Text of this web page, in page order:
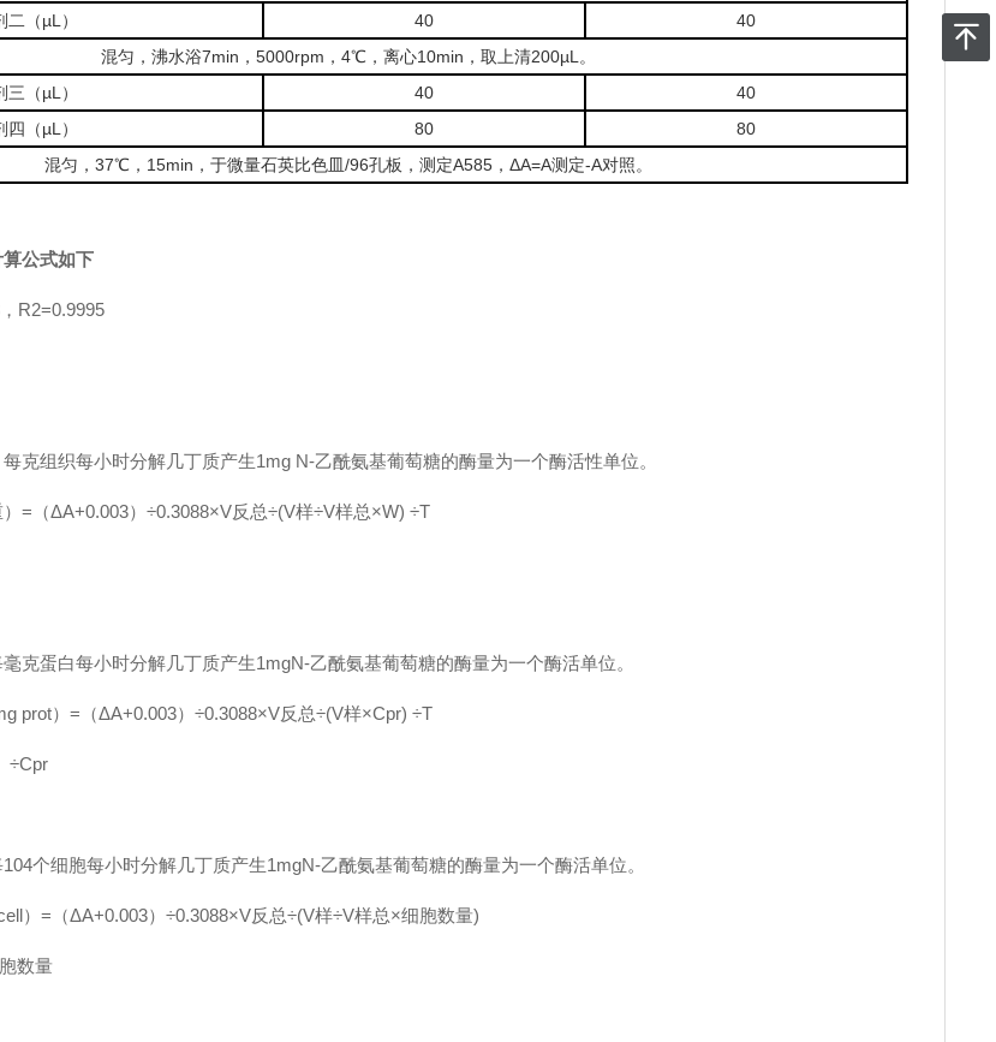
二（µL）
40
40
混匀，沸水浴7min，5000rpm，4℃，离心10min，取上清200µL。
三（µL）
40
40
四（µL）
80
80
混匀，37℃，15min，于微量石英比色皿/96孔板，测定A585，ΔA=A测定-A对照。
公式如下
R2=0.9995
克组织每小时分解几丁质产生1mg N-乙酰氨基葡萄糖的酶量为一个酶活性单位。
=（ΔA+0.003）÷0.3088×V反总÷(V样÷V样总×W) ÷T
克蛋白每小时分解几丁质产生1mgN-乙酰氨基葡萄糖的酶量为一个酶活单位。
prot）=（ΔA+0.003）÷0.3088×V反总÷(V样×Cpr) ÷T
÷Cpr
个细胞每小时分解几丁质产生1mgN-乙酰氨基葡萄糖的酶量为一个酶活单位。
）=（ΔA+0.003）÷0.3088×V反总÷(V样÷V样总×细胞数量)
数量